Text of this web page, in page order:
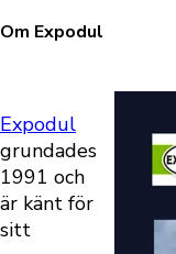
Om Expodul
Expodul
grundades
1991 och
är känt för
sitt